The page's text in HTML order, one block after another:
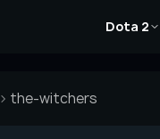
Dota 2
Статьи
the-witchers